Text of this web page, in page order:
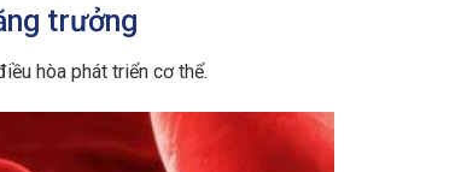
trưởng
hòa phát triển cơ thể.